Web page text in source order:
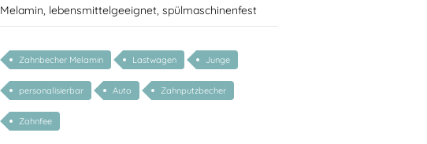
Melamin, lebensmittelgeeignet, spülmaschinenfest
Zahnbecher Melamin Lastwagen Junge
personalisierbar Auto Zahnputzbecher
Zahnfee